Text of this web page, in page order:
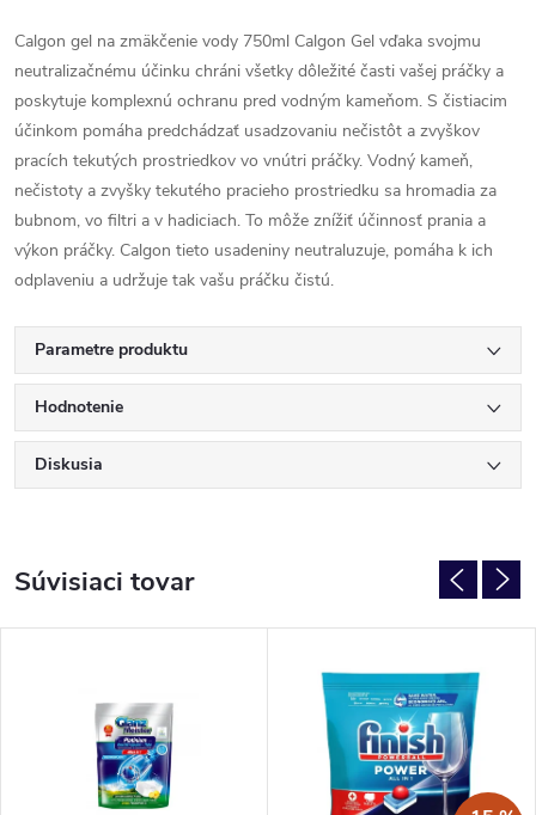
Calgon gel na zmäkčenie vody 750ml Calgon Gel vďaka svojmu
neutralizačnému účinku chráni všetky dôležité časti vašej práčky a
poskytuje komplexnú ochranu pred vodným kameňom. S čistiacim
účinkom pomáha predchádzať usadzovaniu nečistôt a zvyškov
pracích tekutých prostriedkov vo vnútri práčky. Vodný kameň,
nečistoty a zvyšky tekutého pracieho prostriedku sa hromadia za
bubnom, vo filtri a v hadiciach. To môže znížiť účinnosť prania a
výkon práčky. Calgon tieto usadeniny neutraluzuje, pomáha k ich
odplaveniu a udržuje tak vašu práčku čistú.
Parametre produktu
Hodnotenie
Diskusia
Súvisiaci tovar